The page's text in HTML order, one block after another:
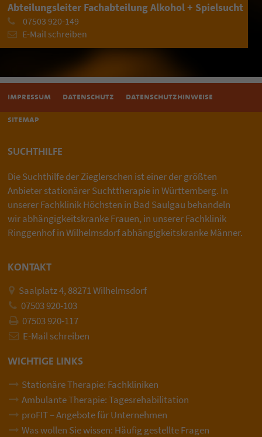
Abteilungsleiter Fachabteilung Alkohol + Spielsucht
07503 920-149
E-Mail schreiben
impressum datenschutz
datenschutzhinweise
sitemap
SUCHTHILFE
Die Suchthilfe der Zieglerschen ist einer der größten
Anbieter stationärer Suchttherapie in Württemberg. In
unserer Fachklinik Höchsten in Bad Saulgau behandeln
wir abhängigkeitskranke Frauen, in unserer Fachklinik
Ringgenhof in Wilhelmsdorf abhängigkeitskranke Männer.
KONTAKT
Saalplatz 4, 88271 Wilhelmsdorf
07503 920-103
07503 920-117
E-Mail schreiben
WICHTIGE LINKS
Stationäre Therapie: Fachkliniken
Ambulante Therapie: Tagesrehabilitation
proFIT – Angebote für Unternehmen
Was wollen Sie wissen: Häufig gestellte Fragen